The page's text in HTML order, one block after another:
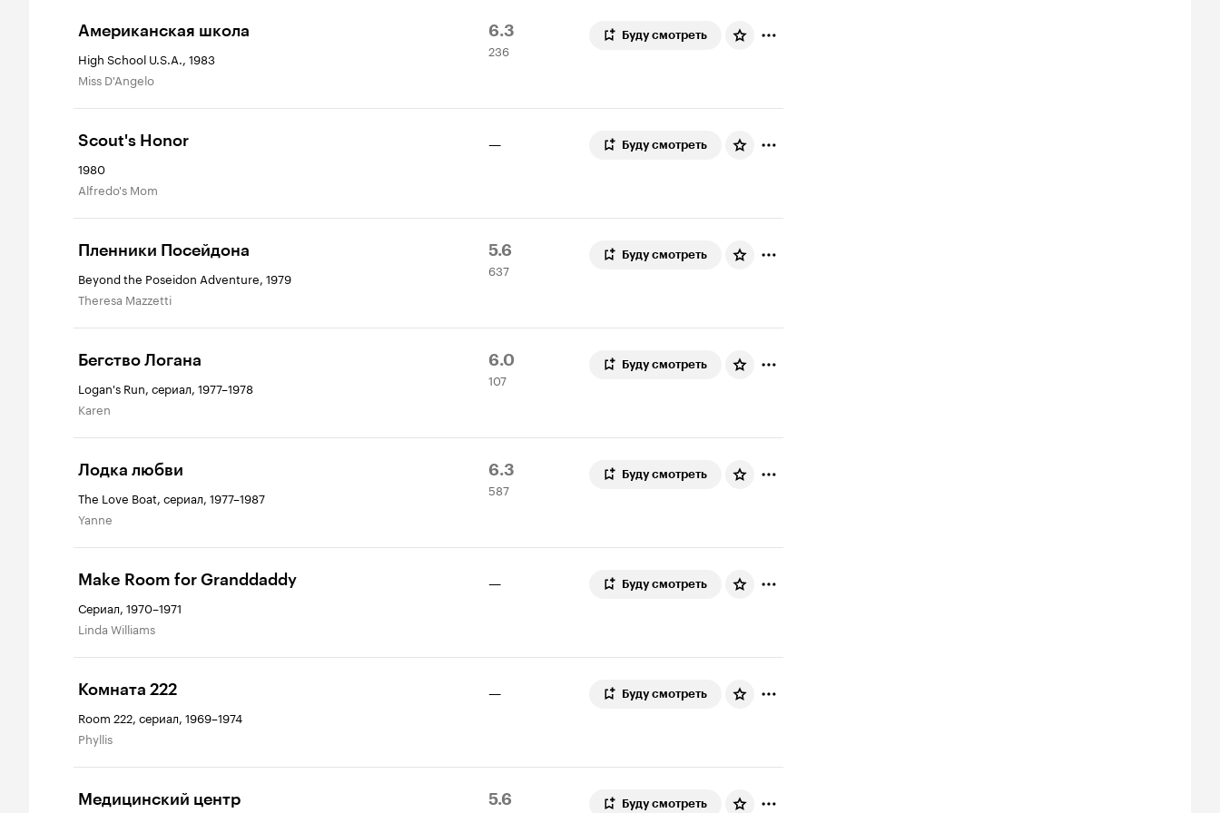
Американская школа
High School U.S.A., 1983
Miss D'Angelo
Рейтинг
Кинопоиска
6.3
236
оценок
236
Буду смотреть
Scout's Honor
1980
Alfredo's Mom
— Буду смотреть
Пленники Посейдона
Beyond the Poseidon Adventure, 1979
Theresa Mazzetti
Рейтинг
Кинопоиска
5.6
637
оценок
637
Буду смотреть
Бегство Логана
Logan's Run, сериал, 1977–1978
Karen
Рейтинг
Кинопоиска
6.0
107
оценок
107
Буду смотреть
Лодка любви
The Love Boat, сериал, 1977–1987
Yanne
Рейтинг
Кинопоиска
6.3
587
оценок
587
Буду смотреть
Make Room for Granddaddy
Сериал, 1970–1971
Linda Williams
— Буду смотреть
Комната 222
Room 222, сериал, 1969–1974
Phyllis
— Буду смотреть
Медицинский центр
Рейтинг
5.6
125
Буду смотреть